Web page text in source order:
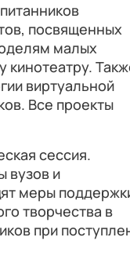
посвященных
малых
виртуальной
Все проекты
сессия.
вузов и
меры
творчества в
при